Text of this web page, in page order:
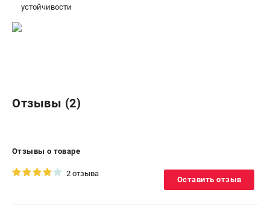
устойчивости
Отзывы (2)
Отзывы о товаре
2 отзыва
Оставить отзыв